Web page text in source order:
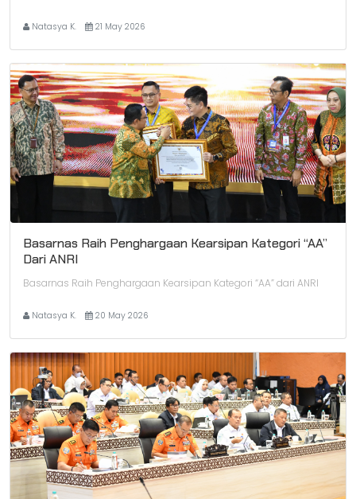
Natasya K. 21 May 2026
Basarnas Raih Penghargaan Kearsipan Kategori “AA”
Dari ANRI
Basarnas Raih Penghargaan Kearsipan Kategori “AA” dari ANRI
Natasya K. 20 May 2026